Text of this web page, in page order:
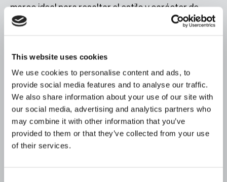
This website uses cookies
We use cookies to personalise content and ads, to
provide social media features and to analyse our traffic.
We also share information about your use of our site with
our social media, advertising and analytics partners who
may combine it with other information that you’ve
provided to them or that they’ve collected from your use
of their services.
marco ideal para resaltar el estilo y carácter de
nuestras piezas, que llevan la luz y el color delSura
Nuestros invitados disfrutaron de una presentación
exclusiva, probando productos icónicos como
Amivera,Abril oNoray, mientras les contábamos
sobre la esencia que define aesPattio : la fusión
entre diseño contemporáneo y tradición, una mirada
al futuro con raíces en nuestra tierra. La velada
incluyó música en directo, con un guitarrista de
flamenco, y una selección de platos locales,